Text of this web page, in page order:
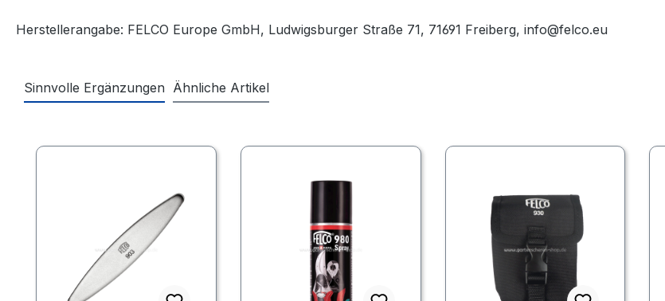
Herstellerangabe: FELCO Europe GmbH, Ludwigsburger Straße 71, 71691 Freiberg, info@felco.eu
Sinnvolle Ergänzungen Ähnliche Artikel